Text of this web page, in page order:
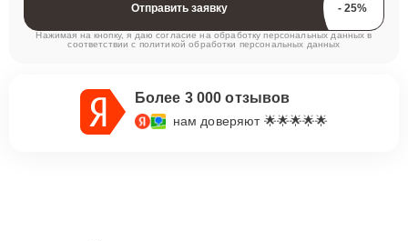
Отправить заявку
Нажимая на кнопку, я даю согласие на обработку персональных данных в
соответствии с политикой обработки персональных данных
Более 3 000 отзывов
нам доверяют 🌟🌟🌟🌟🌟